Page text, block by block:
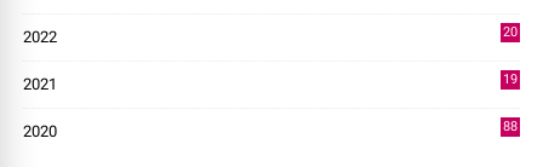
2022
20
2021
19
2020
88